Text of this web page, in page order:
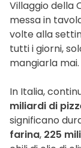
Villaggio della
messa in
volte alla
tutti i giorni,
mangiarla mai.
In Italia,
miliardi di
significano
farina, 225